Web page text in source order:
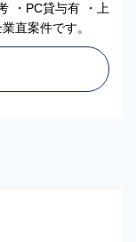
・PC貸与有 ・上
直案件です。